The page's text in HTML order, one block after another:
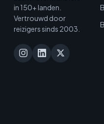
in 150+ landen.
Vertrouwd door
reizigers sinds 2003.